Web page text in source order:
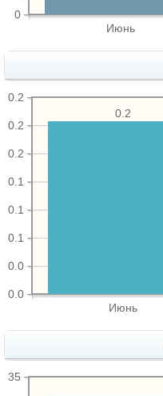
Июнь
0
Июнь
0.0
0.0
0.1
0.1
0.1
0.2
0.2
0.2
0.2
35